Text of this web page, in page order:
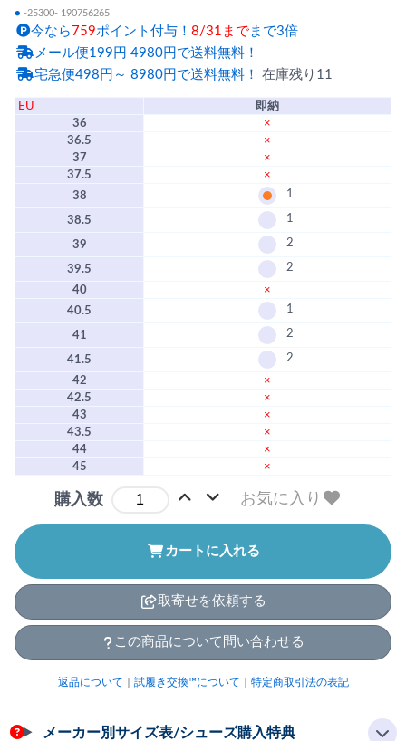
● -25300- 190756265
今なら 759ポイント付与！ 8/31まで まで3倍
メール便199円 4980円で送料無料！
宅急便498円～ 8980円で送料無料！ 在庫残り11
EU
即納
36
×
36.5
×
37
×
37.5
×
38
1
38.5 1
39 2
39.5 2
40
×
40.5
1
41 2
41.5 2
42
×
42.5
×
43
×
43.5
×
44
×
45
×
購入数 お気に入り
カートに入れる
取寄せを依頼する
この商品について問い合わせる
返品について 試履き交換™について 特定商取引法の表記
メーカー別サイズ表/シューズ購入特典